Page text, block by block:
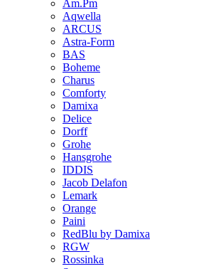
Am.Pm
Aqwella
ARCUS
Astra-Form
BAS
Boheme
Charus
Comforty
Damixa
Delice
Dorff
Grohe
Hansgrohe
IDDIS
Jacob Delafon
Lemark
Orange
Paini
RedBlu by Damixa
RGW
Rossinka